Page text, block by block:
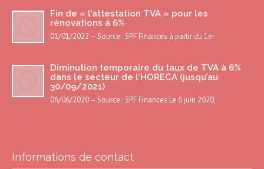
Fin de « l’attestation TVA » pour les
rénovations à 6%
01/01/2022 – Source : SPF Finances à partir du 1er
Diminution temporaire du taux de TVA à 6%
dans le secteur de l’HORECA (jusqu’au
30/09/2021)
06/06/2020 – Source : SPF Finances Le 6 juin 2020,
Informations de contact